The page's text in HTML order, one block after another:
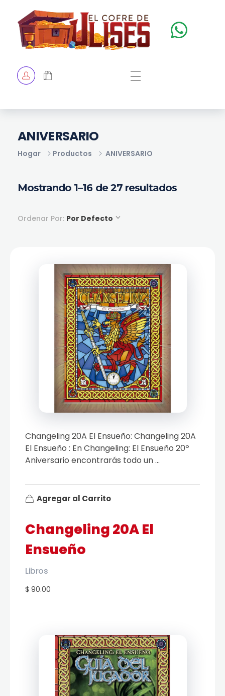
TIENDA
Hogar Productos ANIVERSARIO
ANIVERSARIO
Mostrando 1–16 de 27 resultados
Ordenar Por: Por Defecto
Changeling 20A El
Ensueño
$ 90.00
Libros
Changeling 20A El Ensueño: Changeling 20A
El Ensueño : En Changeling: El Ensueño 20º
Aniversario encontrarás todo un ...
Agregar al Carrito